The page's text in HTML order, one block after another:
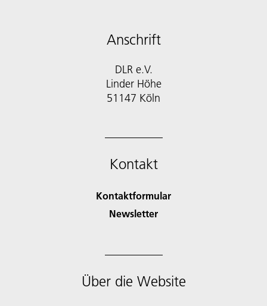
Anschrift
DLR e.V.
Linder Höhe
51147 Köln
Kontakt
Kontaktformular
Newsletter
Über die Website